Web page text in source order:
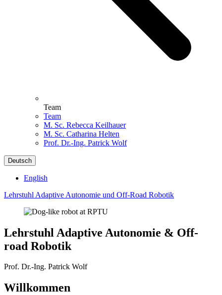
Team
Team
M. Sc. Rebecca Keilhauer
M. Sc. Catharina Helten
Prof. Dr.-Ing. Patrick Wolf
Deutsch
English
Lehrstuhl Adaptive Autonomie und Off-Road Robotik
Lehrstuhl Adaptive Autonomie & Off-
road Robotik
Prof. Dr.-Ing. Patrick Wolf
Willkommen